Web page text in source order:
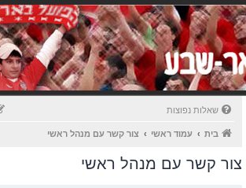
שאלות נפוצות
בית עמוד ראשי צור קשר עם מנהל ראשי
צור קשר עם מנהל ראשי